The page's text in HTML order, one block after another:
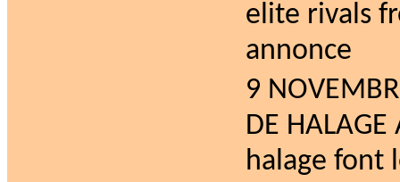
elite rivals
annonce
9
DE
halage font